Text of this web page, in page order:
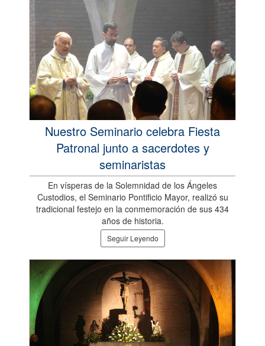
Nuestro Seminario celebra Fiesta
Patronal junto a sacerdotes y
seminaristas
En vísperas de la Solemnidad de los Ángeles
Custodios, el Seminario Pontificio Mayor, realizó su
tradicional festejo en la conmemoración de sus 434
años de historia.
Seguir Leyendo